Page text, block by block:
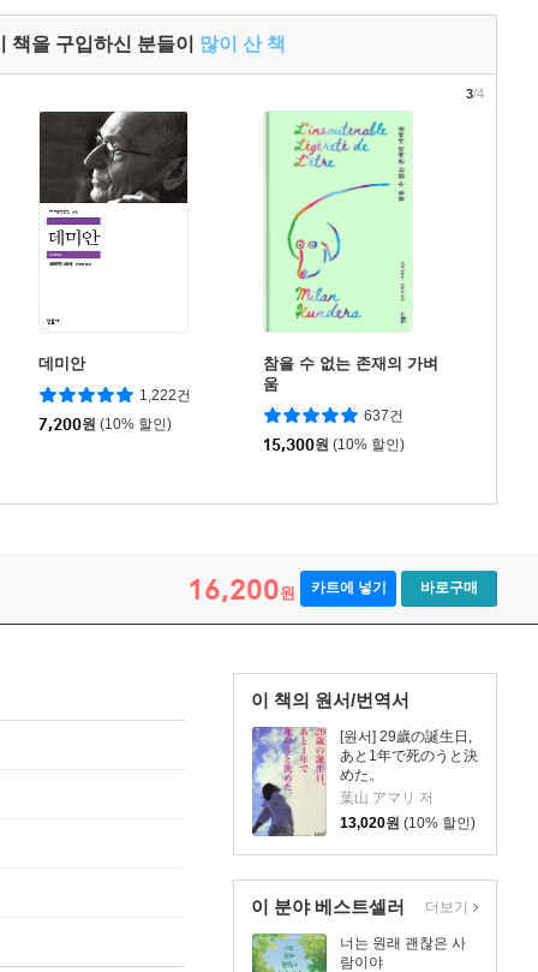
책을 구입하신 분들이 많이 산 책
데미안
1,222건
7,200원 (10% 할인)
참을 수 없는 존재의 가벼
움
637건
15,300원 (10% 할인)
3/4
16,200원 카트에 넣기 바로구매
이 책의 원서/번역서
[원서] 29歲の誕生日,
あと1年で死のうと決
めた。
葉山 アマリ 저
13,020원 (10% 할인)
이 분야 베스트셀러
너는 원래 괜찮은 사
람이야
더보기